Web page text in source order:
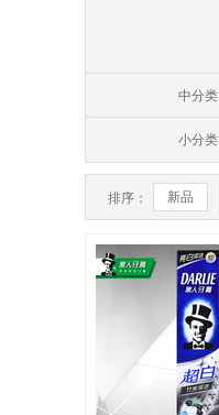
中分类
小分类
排序： 新品